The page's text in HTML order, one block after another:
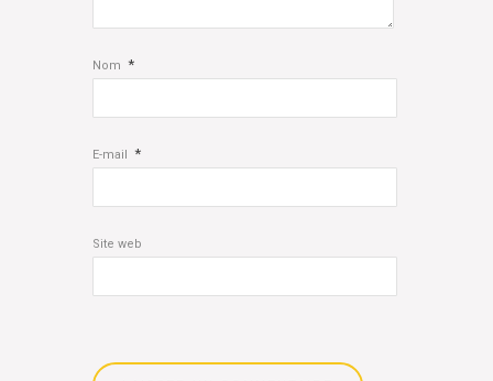
Nom *
E-mail *
Site web